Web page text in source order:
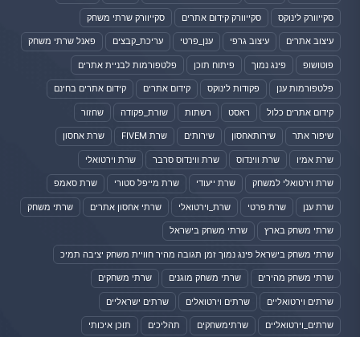
סקייוורק לינוקס סקייוורק קידום אתרים סקייוורק שרתי משחק
עיצוב אתרים עיצוב גרפי ענן_פרטי עריכת_קבצים פאנל שרתי משחק
פוטושופ פינג נמוך פיתוח תוכן פלטפורמות לבניית אתרים
פלטפורמות ענן פקודות לינוקס קידום אתרים קידום אתרים בחינם
קידום אתרים כלול ראסט רשתות שורת_פקודה שחזור
שיפור אתר שירותאחסון שירותים שרת FIVEM שרת אחסון
שרת אמיו שרת ווינדוס שרת ווינדוס סרבר שרת וירטואלי
שרת וירטואלי למשחק שרת ייעודי שרת מייפל סטורי שרת סאמפ
שרת ענן שרת פרטי שרת_וירטואלי שרתי אחסון אתרים שרתי משחק
שרתי משחק בארץ שרתי משחק בישראל
שרתי משחק בישראל פינג נמוך זמן תגובה מהיר חוויית משחק יציבה תמיכ
שרתי משחק מהירים שרתי משחק מוגנים שרתי משחקים
שרתים וירטואליים שרתים וירטואלים שרתים ישראליים
שרתים_וירטואליים שרתימשחקים תהליכים תוכן איכותי